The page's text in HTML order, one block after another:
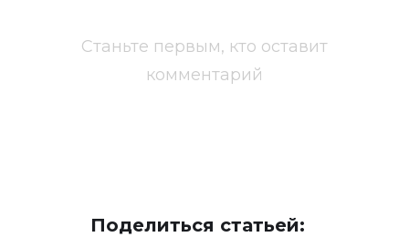
Станьте первым, кто оставит
комментарий
Поделиться статьей: